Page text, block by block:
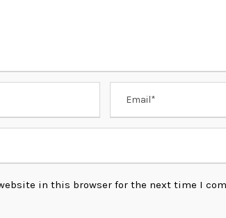
in this browser for the next time I